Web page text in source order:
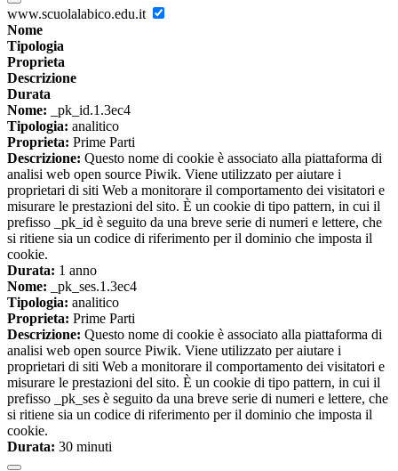
www.scuolalabico.edu.it
Nome
Tipologia
Proprieta
Descrizione
Durata
Nome: _pk_id.1.3ec4
Tipologia: analitico
Proprieta: Prime Parti
Descrizione: Questo nome di cookie è associato alla piattaforma di
analisi web open source Piwik. Viene utilizzato per aiutare i
proprietari di siti Web a monitorare il comportamento dei visitatori e
misurare le prestazioni del sito. È un cookie di tipo pattern, in cui il
prefisso _pk_id è seguito da una breve serie di numeri e lettere, che
si ritiene sia un codice di riferimento per il dominio che imposta il
cookie.
Durata: 1 anno
Nome: _pk_ses.1.3ec4
Tipologia: analitico
Proprieta: Prime Parti
Descrizione: Questo nome di cookie è associato alla piattaforma di
analisi web open source Piwik. Viene utilizzato per aiutare i
proprietari di siti Web a monitorare il comportamento dei visitatori e
misurare le prestazioni del sito. È un cookie di tipo pattern, in cui il
prefisso _pk_ses è seguito da una breve serie di numeri e lettere, che
si ritiene sia un codice di riferimento per il dominio che imposta il
cookie.
Durata: 30 minuti